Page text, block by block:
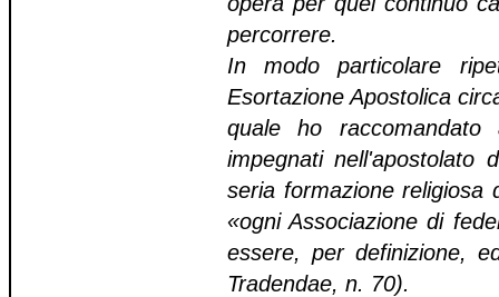
percorrere.
In modo particolare
Esortazione Apostolica
quale ho raccomandato
impegnati nell'apostolato
seria formazione religiosa
«ogni Associazione di
essere, per definizione,
Tradendae, n. 70).